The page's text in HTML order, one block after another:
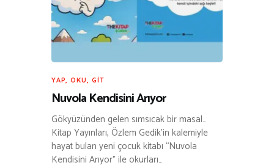
YAP, OKU, GIT
Nuvola Kendisini Arıyor
Gökyüzünden gelen sımsıcak bir masal…
Kitap Yayınları, Özlem Gedik’in kalemiyle
hayat bulan yeni çocuk kitabı “Nuvola
Kendisini Arıyor” ile okurları…